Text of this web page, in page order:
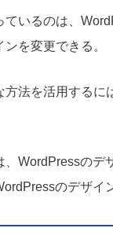
ているのは、
を変更できる。
法を活用するに
、WordPressのデ
のデザイ